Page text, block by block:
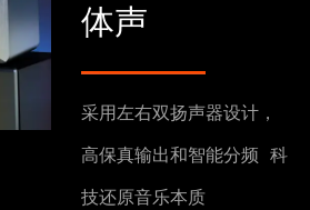
体声
采用左右双扬声器设计，
高保真输出和智能分频 科
技还原音乐本质